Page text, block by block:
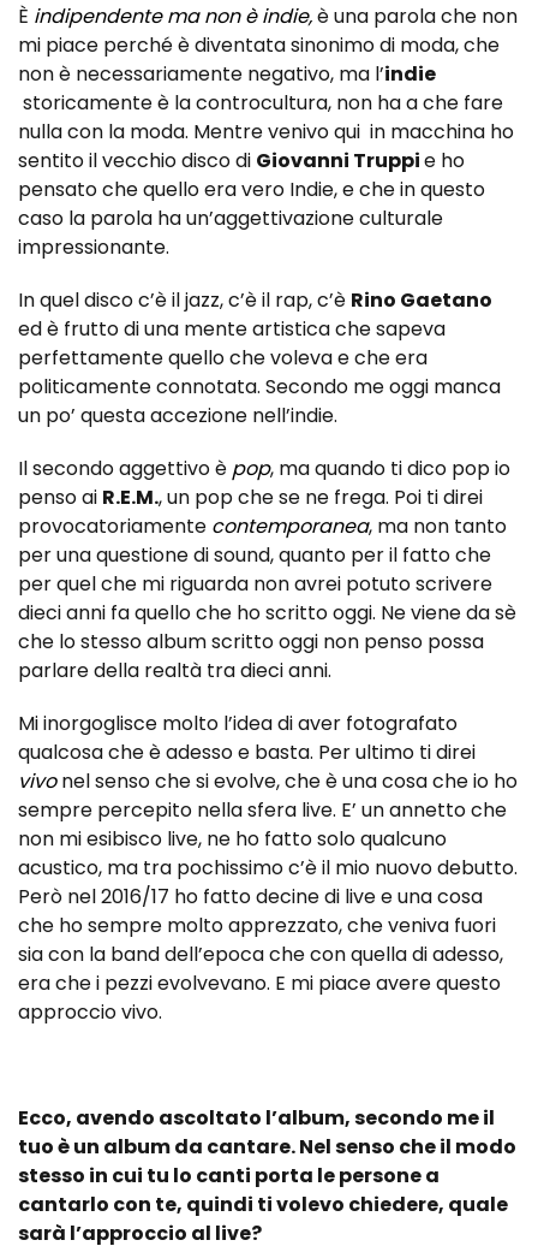
È indipendente ma non è indie,è una parola che non
mi piace perché è diventata sinonimo di moda, che
non è necessariamente negativo, ma l’indie
storicamente è la controcultura, non ha a che fare
nulla con la moda. Mentre venivo qui in macchina ho
sentito il vecchio disco di Giovanni Truppie ho
pensato che quello era vero Indie, e che in questo
caso la parola ha un’aggettivazione culturale
impressionante.
In quel disco c’è il jazz, c’è il rap, c’è Rino Gaetano
ed è frutto di una mente artistica che sapeva
perfettamente quello che voleva e che era
politicamente connotata. Secondo me oggi manca
un po’ questa accezione nell’indie.
Il secondo aggettivo è pop, ma quando ti dico pop io
penso ai R.E.M., un pop che se ne frega. Poi ti direi
provocatoriamente contemporanea, ma non tanto
per una questione di sound, quanto per il fatto che
per quel che mi riguarda non avrei potuto scrivere
dieci anni fa quello che ho scritto oggi. Ne viene da sè
che lo stesso album scritto oggi non penso possa
parlare della realtà tra dieci anni.
Mi inorgoglisce molto l’idea di aver fotografato
qualcosa che è adesso e basta. Per ultimo ti direi
vivonel senso che si evolve, che è una cosa che io ho
sempre percepito nella sfera live. E’ un annetto che
non mi esibisco live, ne ho fatto solo qualcuno
acustico, ma tra pochissimo c’è il mio nuovo debutto.
Però nel 2016/17 ho fatto decine di live e una cosa
che ho sempre molto apprezzato, che veniva fuori
sia con la band dell’epoca che con quella di adesso,
era che i pezzi evolvevano. E mi piace avere questo
approccio vivo.
Ecco, avendo ascoltato l’album, secondo me il
tuo è un album da cantare. Nel senso che il modo
stesso in cui tu lo canti porta le persone a
cantarlo con te, quindi ti volevo chiedere, quale
sarà l’approccio al live?